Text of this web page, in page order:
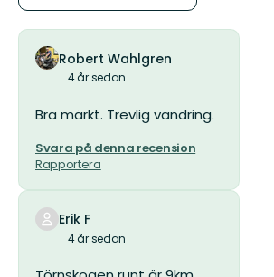
Robert Wahlgren
4 år sedan
Bra märkt. Trevlig vandring.
Svara på denna recension
Rapportera
Erik F
4 år sedan